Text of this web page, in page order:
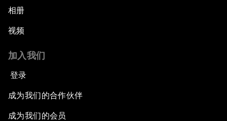
相册
视频
加入我们
登录
成为我们的合作伙伴
成为我们的会员